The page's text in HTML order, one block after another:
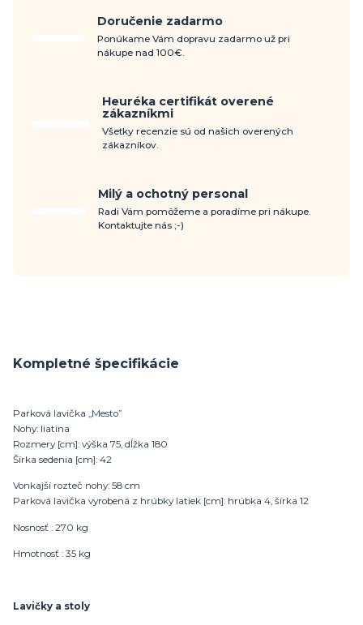
Doručenie zadarmo
Ponúkame Vám dopravu zadarmo už pri
nákupe nad 100€.
Heuréka certifikát overené
zákazníkmi
Všetky recenzie sú od našich overených
zákazníkov.
Milý a ochotný personal
Radi Vám pomôžeme a poradíme pri nákupe.
Kontaktujte nás ;-)
Kompletné špecifikácie
Parková lavička „Mesto”
Nohy: liatina
Rozmery [cm]: výška 75, dĺžka 180
Šírka sedenia [cm]: 42
Vonkajší rozteč nohy: 58 cm
Parková lavička vyrobená z hrúbky latiek [cm]: hrúbka 4, šírka 12
Nosnosť : 270 kg
Hmotnosť : 35 kg
Lavičky a stoly